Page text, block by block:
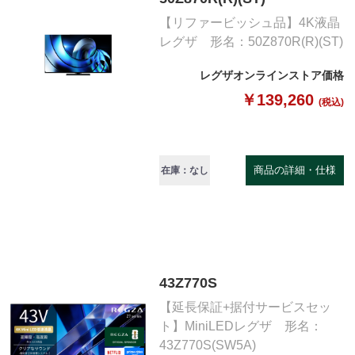
【リファービッシュ品】4K液晶
レグザ 形名：50Z870R(R)(ST)
レグザオンラインストア価格
￥139,260 (税込)
在庫：なし 商品の詳細・仕様
43Z770S
【延長保証+据付サービスセッ
ト】MiniLEDレグザ 形名：
43Z770S(SW5A)